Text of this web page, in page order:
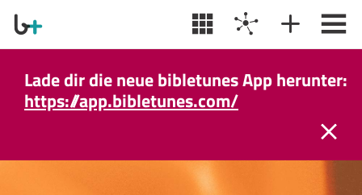
Lade dir die neue bibletunes App herunter:
https://app.bibletunes.com/